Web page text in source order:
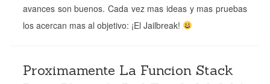
avances son buenos. Cada vez mas ideas y mas pruebas
los acercan mas al objetivo: ¡El Jailbreak!
Proximamente La Funcion Stack